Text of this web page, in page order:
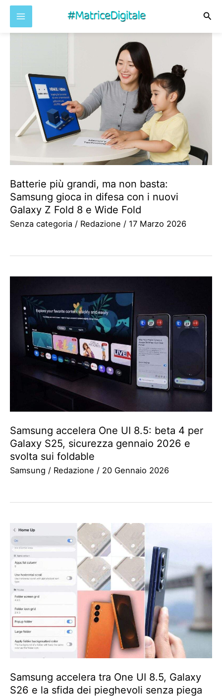
Batterie più grandi, ma non basta:
Samsung gioca in difesa con i nuovi
Galaxy Z Fold 8 e Wide Fold
Senza categoria / Redazione / 17 Marzo 2026
Samsung accelera One UI 8.5: beta 4 per
Galaxy S25, sicurezza gennaio 2026 e
svolta sui foldable
Samsung / Redazione / 20 Gennaio 2026
Samsung accelera tra One UI 8.5, Galaxy
S26 e la sfida dei pieghevoli senza piega